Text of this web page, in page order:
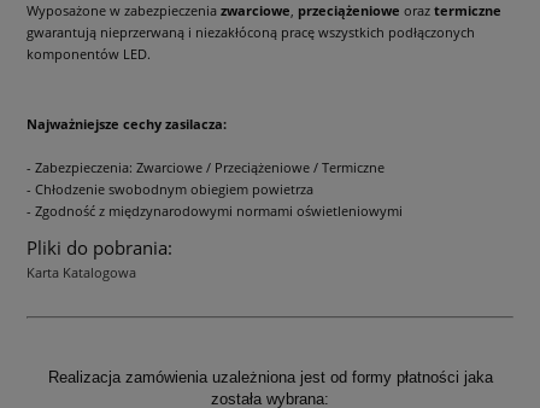
Wyposażone w zabezpieczenia zwarciowe, przeciążeniowe oraz termiczne
gwarantują nieprzerwaną i niezakłóconą pracę wszystkich podłączonych
komponentów LED.
Najważniejsze cechy zasilacza:
- Zabezpieczenia: Zwarciowe / Przeciążeniowe / Termiczne
- Chłodzenie swobodnym obiegiem powietrza
- Zgodność z międzynarodowymi normami oświetleniowymi
Pliki do pobrania:
Karta Katalogowa
Realizacja zamówienia uzależniona jest od formy płatności jaka
została wybrana: